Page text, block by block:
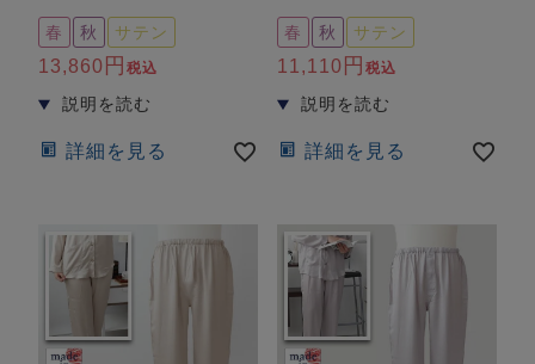
春 秋 サテン
13,860 税込
詳細を見る
春 秋 サテン
11,110 税込
詳細を見る